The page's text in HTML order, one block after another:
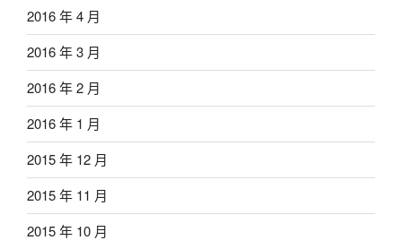
2016 年 4 月
2016 年 3 月
2016 年 2 月
2016 年 1 月
2015 年 12 月
2015 年 11 月
2015 年 10 月